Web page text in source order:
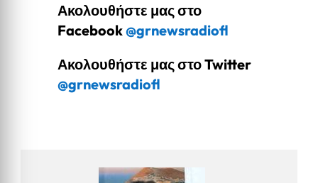
Ακολουθήστε μας στο
Facebook@grnewsradiofl
Ακολουθήστε μας στο Twitter
@grnewsradiofl